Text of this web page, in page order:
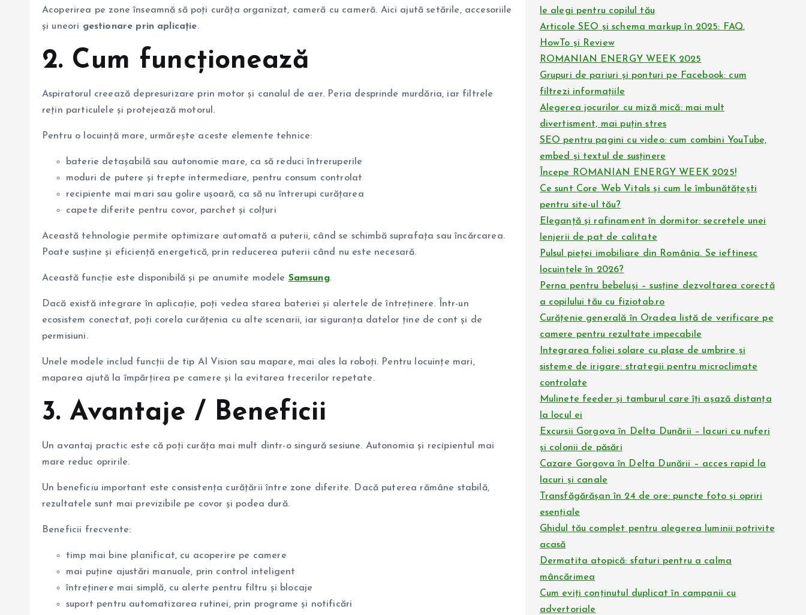
Acoperirea pe zone înseamnă să poți curăța organizat, cameră cu cameră. Aici ajută setările, accesoriile
și uneori gestionare prin aplicație.
2. Cum funcționează
Aspiratorul creează depresurizare prin motor și canalul de aer. Peria desprinde murdăria, iar filtrele
rețin particulele și protejează motorul.
Pentru o locuință mare, urmărește aceste elemente tehnice:
baterie detașabilă sau autonomie mare, ca să reduci întreruperile
moduri de putere și trepte intermediare, pentru consum controlat
recipiente mai mari sau golire ușoară, ca să nu întrerupi curățarea
capete diferite pentru covor, parchet și colțuri
Această tehnologie permite optimizare automată a puterii, când se schimbă suprafața sau încărcarea.
Poate susține și eficiență energetică, prin reducerea puterii când nu este necesară.
Această funcție este disponibilă și pe anumite modele Samsung.
Dacă există integrare în aplicație, poți vedea starea bateriei și alertele de întreținere. Într-un
ecosistem conectat, poți corela curățenia cu alte scenarii, iar siguranța datelor ține de cont și de
permisiuni.
Unele modele includ funcții de tip AI Vision sau mapare, mai ales la roboți. Pentru locuințe mari,
maparea ajută la împărțirea pe camere și la evitarea trecerilor repetate.
3. Avantaje / Beneficii
Un avantaj practic este că poți curăța mai mult dintr-o singură sesiune. Autonomia și recipientul mai
mare reduc opririle.
Un beneficiu important este consistența curățării între zone diferite. Dacă puterea rămâne stabilă,
rezultatele sunt mai previzibile pe covor și podea dură.
Beneficii frecvente:
timp mai bine planificat, cu acoperire pe camere
mai puține ajustări manuale, prin control inteligent
întreținere mai simplă, cu alerte pentru filtru și blocaje
suport pentru automatizarea rutinei, prin programe și notificări
le alegi pentru copilul tău
Articole SEO și schema markup în 2025: FAQ,
HowTo și Review
ROMANIAN ENERGY WEEK 2025
Grupuri de pariuri și ponturi pe Facebook: cum
filtrezi informațiile
Alegerea jocurilor cu miză mică: mai mult
divertisment, mai puțin stres
SEO pentru pagini cu video: cum combini YouTube,
embed și textul de susținere
Începe ROMANIAN ENERGY WEEK 2025!
Ce sunt Core Web Vitals și cum le îmbunătățești
pentru site-ul tău?
Eleganță și rafinament în dormitor: secretele unei
lenjerii de pat de calitate
Pulsul pieței imobiliare din România. Se ieftinesc
locuințele în 2026?
Perna pentru bebeluși – susține dezvoltarea corectă
a copilului tău cu fiziotab.ro
Curățenie generală în Oradea listă de verificare pe
camere pentru rezultate impecabile
Integrarea foliei solare cu plase de umbrire și
sisteme de irigare: strategii pentru microclimate
controlate
Mulinete feeder și tamburul care îți așază distanța
la locul ei
Excursii Gorgova în Delta Dunării – lacuri cu nuferi
și colonii de păsări
Cazare Gorgova în Delta Dunării – acces rapid la
lacuri și canale
Transfăgărășan în 24 de ore: puncte foto și opriri
esențiale
Ghidul tău complet pentru alegerea luminii potrivite
acasă
Dermatita atopică: sfaturi pentru a calma
mâncărimea
Cum eviți conținutul duplicat în campanii cu
advertoriale